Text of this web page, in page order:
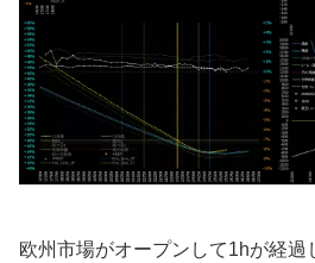
欧州市場がオープンして1hが経過